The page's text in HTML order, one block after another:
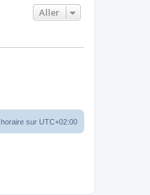
Aller
sur UTC+02:00